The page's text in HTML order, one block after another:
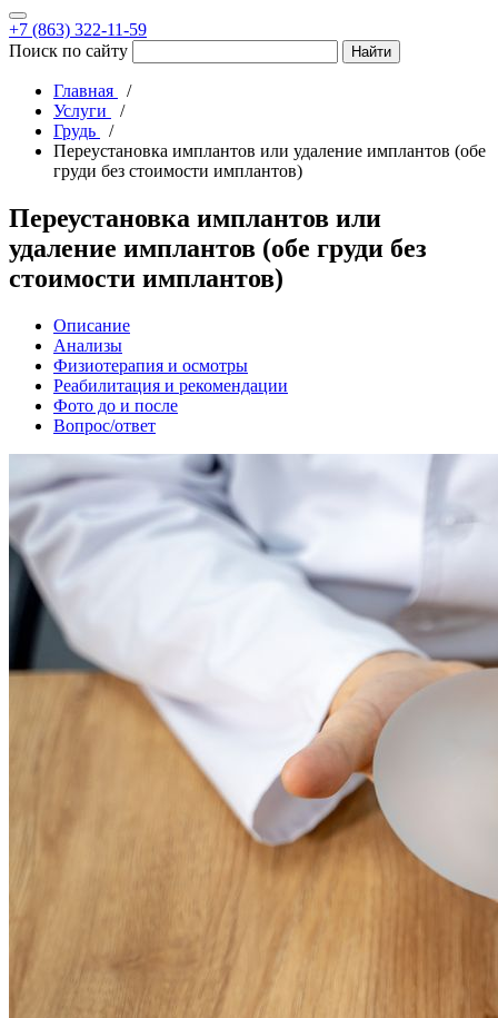
+7 (863) 322-11-59
Поиск по сайту
Главная
Услуги
Грудь
Переустановка имплантов или удаление имплантов (обе
груди без стоимости имплантов)
Переустановка имплантов или
удаление имплантов (обе груди без
стоимости имплантов)
Описание
Анализы
Физиотерапия и осмотры
Реабилитация и рекомендации
Фото до и после
Вопрос/ответ